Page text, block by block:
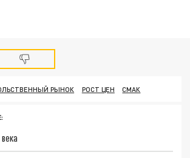
РЫНОК РОСТ ЦЕН СМАК